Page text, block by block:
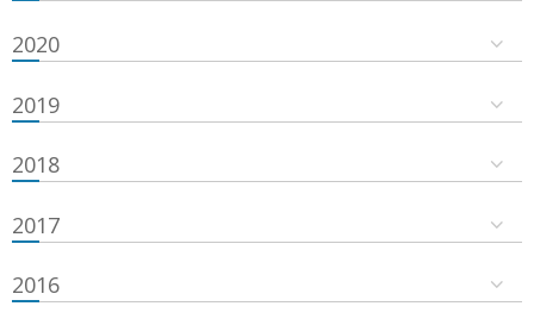
2020
2019
2018
2017
2016